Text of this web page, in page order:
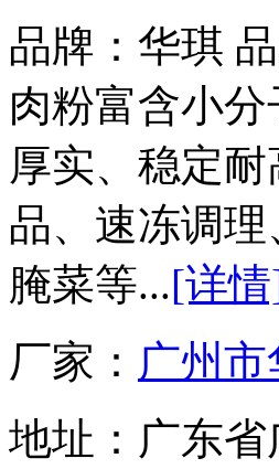
品牌：华琪
肉粉富含小
厚实、稳定
品、速冻调
腌菜等...[详
厂家： 广州
地址： 广东